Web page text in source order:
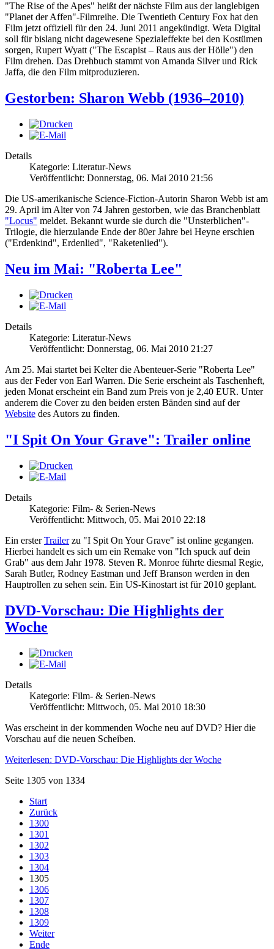
"The Rise of the Apes" heißt der nächste Film aus der langlebigen
"Planet der Affen"-Filmreihe. Die Twentieth Century Fox hat den
Film jetzt offiziell für den 24. Juni 2011 angekündigt. Weta Digital
soll für bislang nicht dagewesene Spezialeffekte bei den Kostümen
sorgen, Rupert Wyatt ("The Escapist – Raus aus der Hölle") den
Film drehen. Das Drehbuch stammt von Amanda Silver und Rick
Jaffa, die den Film mitproduzieren.
Gestorben: Sharon Webb (1936–2010)
Details
Kategorie: Literatur-News
Veröffentlicht: Donnerstag, 06. Mai 2010 21:56
Die US-amerikanische Science-Fiction-Autorin Sharon Webb ist am
29. April im Alter von 74 Jahren gestorben, wie das Branchenblatt
"Locus" meldet. Bekannt wurde sie durch die "Unsterblichen"-
Trilogie, die hierzulande Ende der 80er Jahre bei Heyne erschien
("Erdenkind", Erdenlied", "Raketenlied").
Neu im Mai: "Roberta Lee"
Details
Kategorie: Literatur-News
Veröffentlicht: Donnerstag, 06. Mai 2010 21:27
Am 25. Mai startet bei Kelter die Abenteuer-Serie "Roberta Lee"
aus der Feder von Earl Warren. Die Serie erscheint als Taschenheft,
jeden Monat erscheint ein Band zum Preis von je 2,40 EUR. Unter
anderem die Cover zu den beiden ersten Bänden sind auf der
Website des Autors zu finden.
"I Spit On Your Grave": Trailer online
Details
Kategorie: Film- & Serien-News
Veröffentlicht: Mittwoch, 05. Mai 2010 22:18
Ein ersterTrailerzu "I Spit On Your Grave" ist online gegangen.
Hierbei handelt es sich um ein Remake von "Ich spuck auf dein
Grab" aus dem Jahr 1978. Steven R. Monroe führte diesmal Regie,
Sarah Butler, Rodney Eastman und Jeff Branson werden in den
Hauptrollen zu sehen sein. Ein US-Kinostart ist für 2010 geplant.
DVD-Vorschau: Die Highlights der
Woche
Details
Kategorie: Film- & Serien-News
Veröffentlicht: Mittwoch, 05. Mai 2010 18:30
Was erscheint in der kommenden Woche neu auf DVD? Hier die
Vorschau auf die neuen Scheiben.
Weiterlesen: DVD-Vorschau: Die Highlights der Woche
Seite 1305 von 1334
Start
Zurück
1300
1301
1302
1303
1304
1305
1306
1307
1308
1309
Weiter
Ende